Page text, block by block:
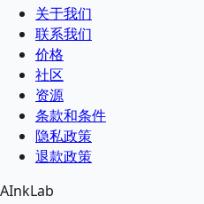
关于我们
联系我们
价格
社区
资源
条款和条件
隐私政策
退款政策
AInkLab